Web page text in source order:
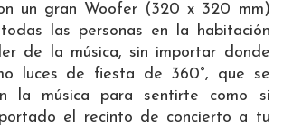
un gran Woofer (320 x 320 mm)
las personas en la habitación
de la música, sin importar donde
luces de fiesta de 360°, que se
la música para sentirte como si
el recinto de concierto a tu